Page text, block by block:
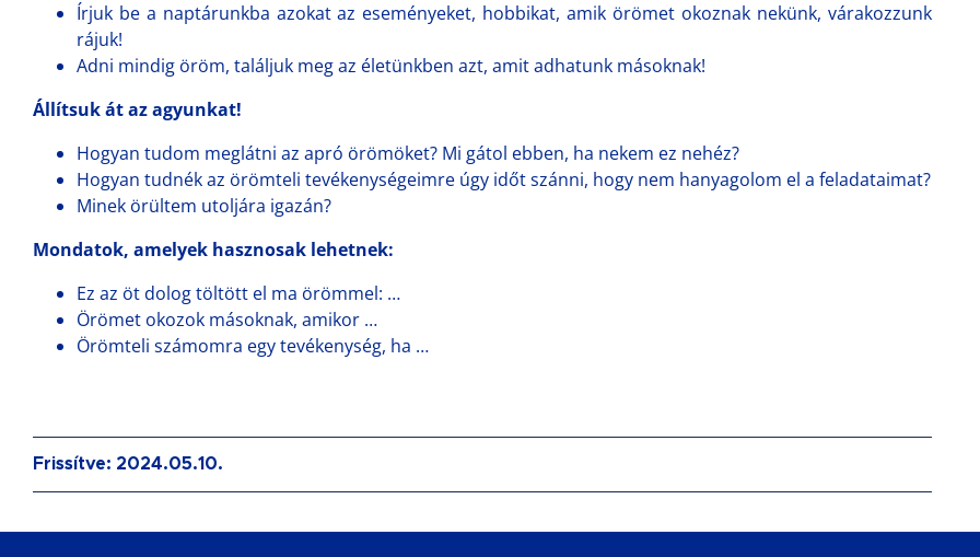
Írjuk be a naptárunkba azokat az eseményeket, hobbikat, amik örömet okoznak nekünk, várakozzunk
rájuk!
Adni mindig öröm, találjuk meg az életünkben azt, amit adhatunk másoknak!
Állítsuk át az agyunkat!
Hogyan tudom meglátni az apró örömöket? Mi gátol ebben, ha nekem ez nehéz?
Hogyan tudnék az örömteli tevékenységeimre úgy időt szánni, hogy nem hanyagolom el a feladataimat?
Minek örültem utoljára igazán?
Mondatok, amelyek hasznosak lehetnek:
Ez az öt dolog töltött el ma örömmel: …
Örömet okozok másoknak, amikor …
Örömteli számomra egy tevékenység, ha …
Frissítve: 2024.05.10.